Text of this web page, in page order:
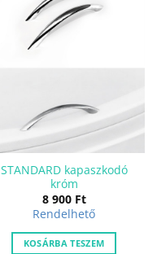
STANDARD kapaszkodó
króm
8 900 Ft
Rendelhető
KOSÁRBA TESZEM